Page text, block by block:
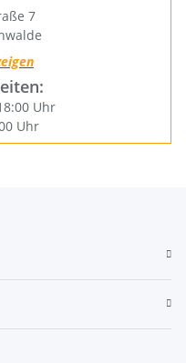
7
Uhr
Uhr